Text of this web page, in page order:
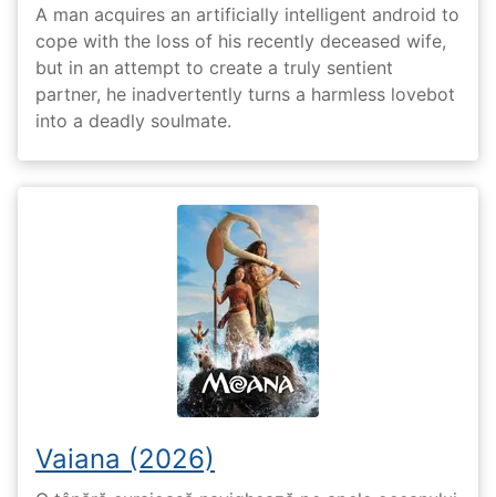
A man acquires an artificially intelligent android to
cope with the loss of his recently deceased wife,
but in an attempt to create a truly sentient
partner, he inadvertently turns a harmless lovebot
into a deadly soulmate.
Vaiana (2026)